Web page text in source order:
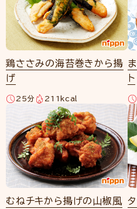
鶏ささみの海苔巻きから揚
げ
25分 211kcal
ト
むねチキから揚げの山椒風